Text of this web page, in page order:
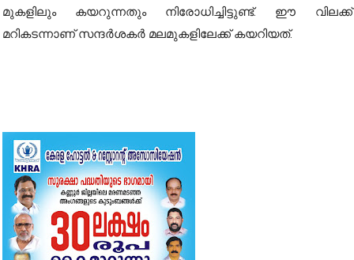
മുകളിലും കയറുന്നതും നിരോധിച്ചിട്ടുണ്ട്. ഈ വിലക്ക്
മറികടന്നാണ് സന്ദർശകർ മലമുകളിലേക്ക് കയറിയത്.